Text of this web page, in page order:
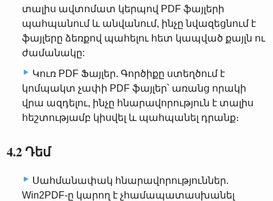
տալիս ավտոմատ կերպով PDF ֆայլերի
պահպանում և անվանում, ինչը նվազեցնում է
ֆայլերը ձեռքով պահելու հետ կապված քայլն ու
ժամանակը:
Կուռ PDF Ֆայլեր. Գործիքը ստեղծում է
կոմպակտ չափի PDF ֆայլեր՝ առանց որակի
վրա ազդելու, ինչը հնարավորություն է տալիս
հեշտությամբ կիսվել և պահպանել դրանք։
4.2 Դեմ
Սահմանափակ հնարավորություններ.
Win2PDF-ը կարող է չհամապատասխանել